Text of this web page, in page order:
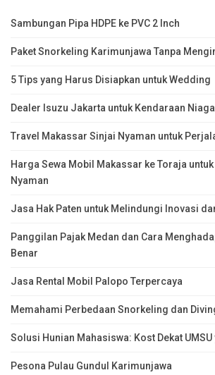
Sambungan Pipa HDPE ke PVC 2 Inch
Paket Snorkeling Karimunjawa Tanpa
5 Tips yang Harus Disiapkan untuk Wedding
Dealer Isuzu Jakarta untuk Kendaraan
Travel Makassar Sinjai Nyaman untuk
Harga Sewa Mobil Makassar ke Toraja
Nyaman
Jasa Hak Paten untuk Melindungi Inovasi
Panggilan Pajak Medan dan Cara
Benar
Jasa Rental Mobil Palopo Terpercaya
Memahami Perbedaan Snorkeling dan
Solusi Hunian Mahasiswa: Kost Dekat UMSU
Pesona Pulau Gundul Karimunjawa